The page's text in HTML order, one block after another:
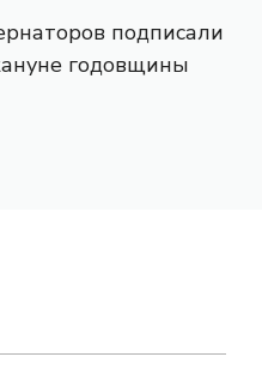
подписали
годовщины